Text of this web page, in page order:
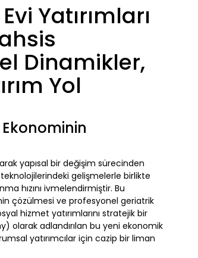
Yatırımları
Dinamikler,
Yol
yapısal bir değişim sürecinden
gelişmelerle birlikte
hızını ivmelendirmiştir. Bu
çözülmesi ve profesyonel geriatrik
hizmet yatırımlarını stratejik bir
olarak adlandırılan bu yeni ekonomik
yatırımcılar için cazip bir liman